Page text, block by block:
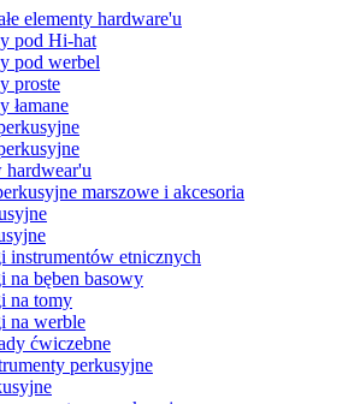
elementy hardware'u
pod Hi-hat
pod werbel
proste
łamane
hardwear'u
marszowe i akcesoria
instrumentów etnicznych
na bęben basowy
na tomy
na werble
ćwiczebne
perkusyjne